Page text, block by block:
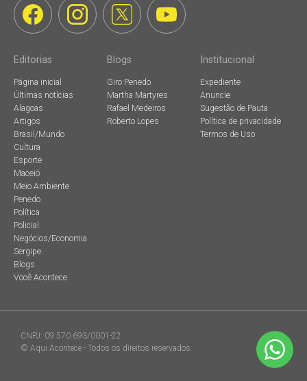
Editorias
Página inicial
Últimas notícias
Alagoas
Artigos
Brasil/Mundo
Cultura
Esporte
Maceió
Meio Ambiente
Penedo
Política
Policial
Negócios/Economia
Sergipe
Blogs
Você Acontece
Blogs
Giro Penedo
Martha Martyres
Rafael Medeiros
Roberto Lopes
Institucional
Expediente
Anuncie
Sugestão de Pauta
Política de privacidade
Termos de Uso
CNPJ: 09.570.693/0001-22
© Aqui Acontece - Todos os direitos reservados